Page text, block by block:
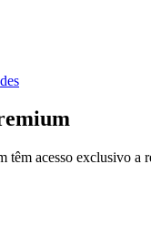
têm acesso exclusivo a